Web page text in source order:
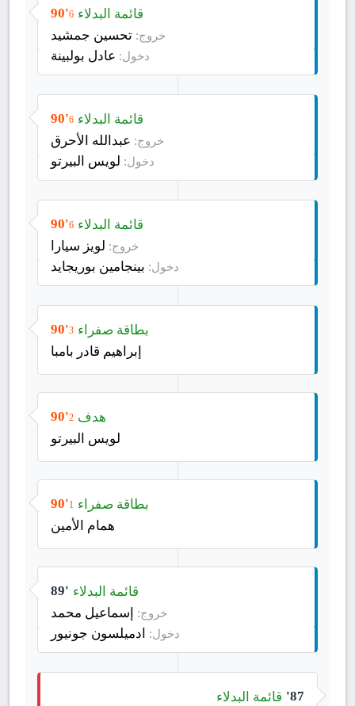
90'6 قائمة البدلاء
خروج: تحسين جمشيد
دخول: عادل بولبينة
90'6 قائمة البدلاء
خروج: عبدالله الأحرق
دخول: لويس البيرتو
90'6 قائمة البدلاء
خروج: لويز سيارا
دخول: بينجامين بوريجايد
90'3 بطاقة صفراء
إبراهيم قادر بامبا
90'2 هدف
لويس البيرتو
90'1 بطاقة صفراء
همام الأمين
89' قائمة البدلاء
خروج: إسماعيل محمد
دخول: ادميلسون جونيور
87' قائمة البدلاء